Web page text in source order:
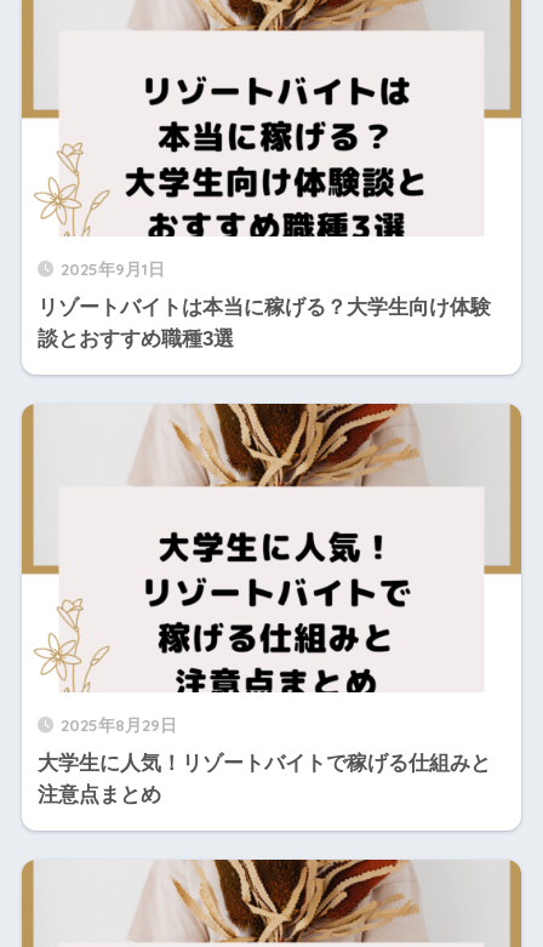
2025年9月1日
リゾートバイトは本当に稼げる？大学生向け体験
談とおすすめ職種3選
2025年8月29日
大学生に人気！リゾートバイトで稼げる仕組みと
注意点まとめ